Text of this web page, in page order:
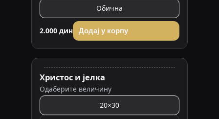
Обична
2.000 дин Додај у корпу
Христос и јелка
Одаберите величину
20×30